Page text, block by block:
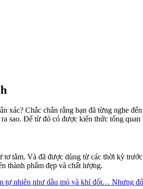
xác? Chắc chắn rằng bạn đã từng nghe
sao. Để từ đó có được kiến thức tổng quan
tằm. Và đã được dùng từ các thời kỳ
thành phẩm đẹp và chất lượng.
tự nhiên như dầu mỏ và khí đốt… Nhưng